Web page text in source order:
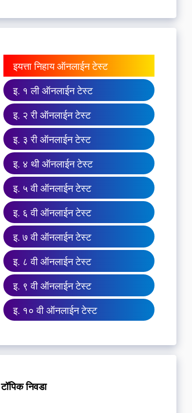
इयत्ता निहाय ऑनलाईन टेस्ट
इ. १ ली ऑनलाईन टेस्ट
इ. २ री ऑनलाईन टेस्ट
इ. ३ री ऑनलाईन टेस्ट
इ. ४ थी ऑनलाईन टेस्ट
इ. ५ वी ऑनलाईन टेस्ट
इ. ६ वी ऑनलाईन टेस्ट
इ. ७ वी ऑनलाईन टेस्ट
इ. ८ वी ऑनलाईन टेस्ट
इ. ९ वी ऑनलाईन टेस्ट
इ. १० वी ऑनलाईन टेस्ट
टॉपिक निवडा